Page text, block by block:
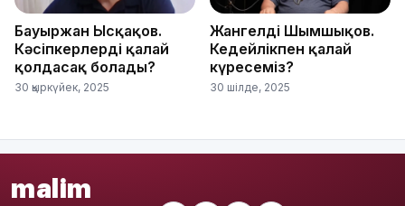
Бауыржан Ысқақов.
Кәсіпкерлерді қалай
қолдасақ болады?
30 қыркүйек, 2025
Жангелді Шымшықов.
Кедейлікпен қалай
күресеміз?
30 шілде, 2025
malim